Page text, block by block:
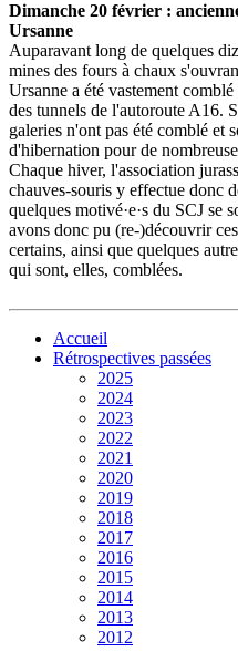
Dimanche 20 février :
Ursanne
Auparavant long de quelques
mines des fours à chaux
Ursanne a été vastement
des tunnels de l'autoroute A16.
galeries n'ont pas été comblé et
d'hibernation pour de
Chaque hiver, l'association
chauves-souris y effectue donc
quelques motivé·e·s du SCJ se
avons donc pu (re-)découvrir
certains, ainsi que quelques
qui sont, elles, comblées.
Accueil
Rétrospectives passées
2025
2024
2023
2022
2021
2020
2019
2018
2017
2016
2015
2014
2013
2012